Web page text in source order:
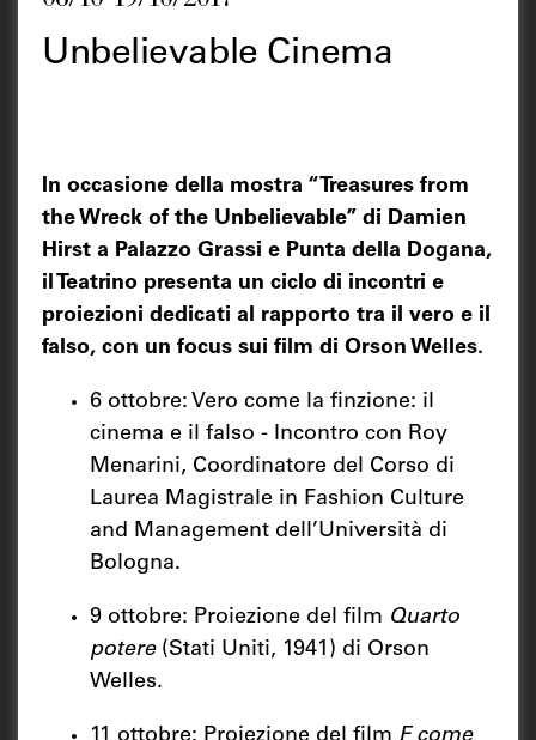
Unbelievable Cinema
In occasione della mostra “Treasures from
the Wreck of the Unbelievable” di Damien
Hirst a Palazzo Grassi e Punta della Dogana,
il Teatrino presenta un ciclo di incontri e
proiezioni dedicati al rapporto tra il vero e il
falso, con un focus sui film di Orson Welles.
6 ottobre: Vero come la finzione: il
cinema e il falso - Incontro con Roy
Menarini, Coordinatore del Corso di
Laurea Magistrale in Fashion Culture
and Management dell’Università di
Bologna.
9 ottobre: Proiezione del film Quarto
potere(Stati Uniti, 1941) di Orson
Welles.